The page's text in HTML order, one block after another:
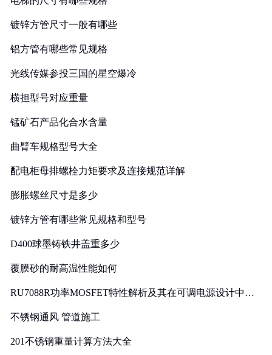
镀锌方管尺寸一般有哪些
铝方管有哪些常见规格
光线传媒参投三国的星空爆冷
横担型号对应重量
锰矿石产品化合水含量
曲臂车规格型号大全
配电柜母排螺栓力矩要求及连接规范详解
膨胀螺丝尺寸是多少
镀锌方管有哪些常见规格和型号
D400球墨铸铁井盖重多少
覆膜砂的耐高温性能如何
RU7088R功率MOSFET特性解析及其在可调电源设计中的
不锈钢通风 管道施工
201不锈钢重量计算方法大全